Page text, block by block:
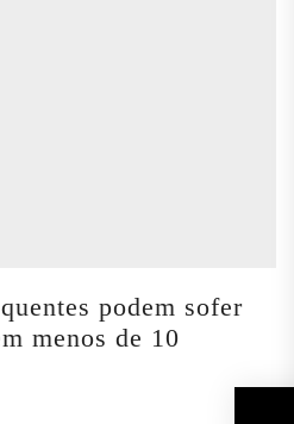
podem sofer
menos de 10